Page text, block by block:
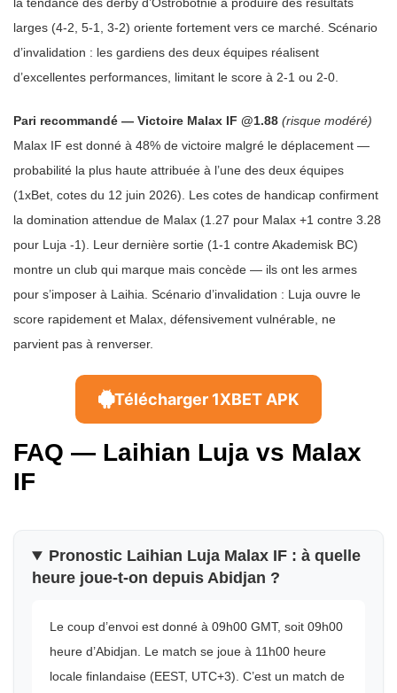
la tendance des derby d’Ostrobotnie à produire des résultats
larges (4-2, 5-1, 3-2) oriente fortement vers ce marché. Scénario
d’invalidation : les gardiens des deux équipes réalisent
d’excellentes performances, limitant le score à 2-1 ou 2-0.
Pari recommandé — Victoire Malax IF @1.88 (risque modéré)
Malax IF est donné à 48% de victoire malgré le déplacement —
probabilité la plus haute attribuée à l’une des deux équipes
(1xBet, cotes du 12 juin 2026). Les cotes de handicap confirment
la domination attendue de Malax (1.27 pour Malax +1 contre 3.28
pour Luja -1). Leur dernière sortie (1-1 contre Akademisk BC)
montre un club qui marque mais concède — ils ont les armes
pour s’imposer à Laihia. Scénario d’invalidation : Luja ouvre le
score rapidement et Malax, défensivement vulnérable, ne
parvient pas à renverser.
Télécharger 1XBET APK
FAQ — Laihian Luja vs Malax
IF
Pronostic Laihian Luja Malax IF : à quelle
heure joue-t-on depuis Abidjan ?
Le coup d’envoi est donné à 09h00 GMT, soit 09h00
heure d’Abidjan. Le match se joue à 11h00 heure
locale finlandaise (EEST, UTC+3). C’est un match de